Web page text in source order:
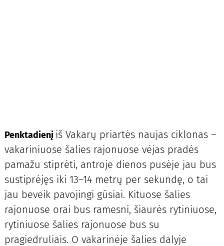
Penktadienį iš Vakarų priartės naujas ciklonas –
vakariniuose šalies rajonuose vėjas pradės
pamažu stiprėti, antroje dienos pusėje jau bus
sustiprėjęs iki 13–14 metrų per sekundę, o tai
jau beveik pavojingi gūsiai. Kituose šalies
rajonuose orai bus ramesni, šiaurės rytiniuose,
rytiniuose šalies rajonuose bus su
pragiedruliais. O vakarinėje šalies dalyje